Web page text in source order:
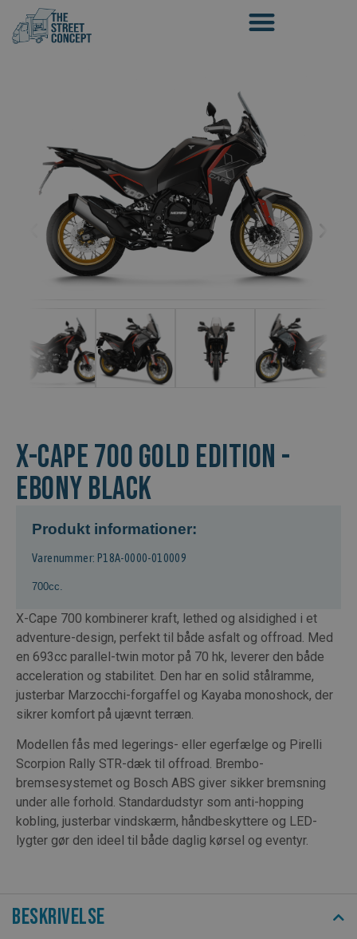
X-CAPE 700 Gold Edition -
EBONY BLACK
Produkt informationer:
Varenummer: P18A-0000-010009
700cc.
X-Cape 700 kombinerer kraft, lethed og alsidighed i et
adventure-design, perfekt til både asfalt og offroad. Med
en 693cc parallel-twin motor på 70 hk, leverer den både
acceleration og stabilitet. Den har en solid stålramme,
justerbar Marzocchi-forgaffel og Kayaba monoshock, der
sikrer komfort på ujævnt terræn.
Modellen fås med legerings- eller egerfælge og Pirelli
Scorpion Rally STR-dæk til offroad. Brembo-
bremsesystemet og Bosch ABS giver sikker bremsning
under alle forhold. Standardudstyr som anti-hopping
kobling, justerbar vindskærm, håndbeskyttere og LED-
lygter gør den ideel til både daglig kørsel og eventyr.
Beskrivelse